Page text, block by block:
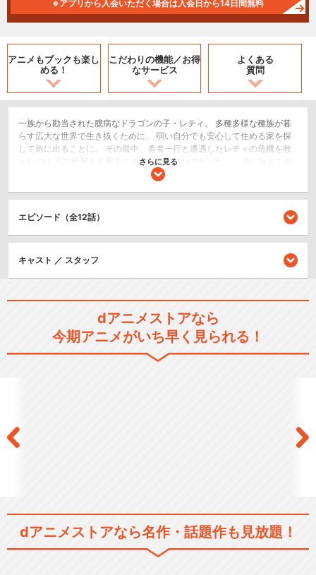
※アプリから入会いただく場合は入会日から14日間無料
アニメもブックも楽し
める！
こだわりの機能／お得
なサービス
よくある
質問
一族から勘当された臆病なドラゴンの子・レティ。 多種多様な種族が暮
らす広大な世界で生き抜くために、 弱い自分でも安心して住める家を探
して旅に出ることに。 その最中、勇者一行と遭遇したレティの危機を救
ったのは 不動産屋を名乗るエルフ・ディアリアだった…。 共に旅をする
ことになった２人。 果たして、レティは無事に安住の地へ辿り着くこと
開幕！
SF/ファンタジー
さらに見る
エピソード（全12話）
キャスト ／ スタッフ
dアニメストアなら
今期アニメがいち早く見られる！
dアニメストアなら名作・話題作も見放題！